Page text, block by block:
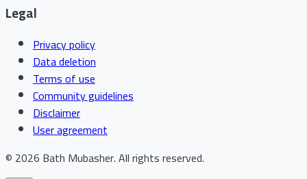
Legal
Privacy policy
Data deletion
Terms of use
Community guidelines
Disclaimer
User agreement
© 2026 Bath Mubasher.All rights reserved.